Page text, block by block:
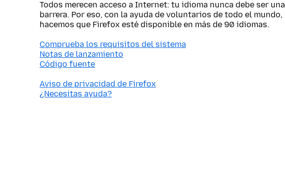
Todos merecen acceso a Internet: tu idioma nunca debe ser una
barrera. Por eso, con la ayuda de voluntarios de todo el mundo,
hacemos que Firefox esté disponible en más de 90 idiomas.
Comprueba los requisitos del sistema
Notas de lanzamiento
Código fuente
Aviso de privacidad de Firefox
¿Necesitas ayuda?